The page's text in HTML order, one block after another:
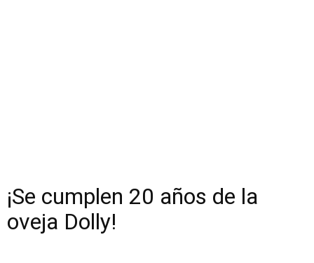
¡Se cumplen 20 años de la
oveja Dolly!